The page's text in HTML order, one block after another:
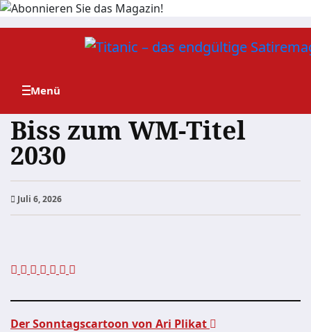
Zum
Biss zum WM-Titel
2030
Juli 6, 2026
Der Sonntagscartoon von Ari Plikat